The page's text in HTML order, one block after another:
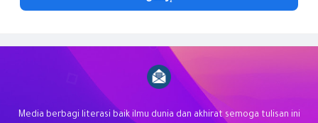
Media berbagi literasi baik ilmu dunia dan akhirat semoga tulisan ini